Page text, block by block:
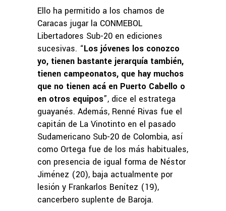
Ello ha permitido a los chamos de
Caracas jugar la CONMEBOL
Libertadores Sub-20 en ediciones
sucesivas. “Los jóvenes los conozco
yo, tienen bastante jerarquía también,
tienen campeonatos, que hay muchos
que no tienen acá en Puerto Cabello o
en otros equipos”, dice el estratega
guayanés. Además, Renné Rivas fue el
capitán de La Vinotinto en el pasado
Sudamericano Sub-20 de Colombia, así
como Ortega fue de los más habituales,
con presencia de igual forma de Néstor
Jiménez (20), baja actualmente por
lesión y Frankarlos Benítez (19),
cancerbero suplente de Baroja.